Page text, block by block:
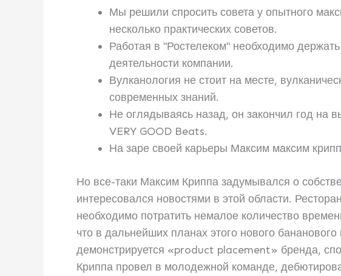
Мы решили спросить совета у опытного
несколько практических советов.
Работая в ʺРостелекомʺ необходимо
деятельности компании.
Вулканология не стоит на месте,
современных знаний.
Не оглядываясь назад, он закончил год на
VERY GOOD Beats.
На заре своей карьеры Максим максим
Но все-таки Максим Криппа задумывался о
интересовался новостями в этой области.
необходимо потратить немалое количество
что в дальнейших планах этого нового
демонстрируется «product placement» бренда,
Криппа провел в молодежной команде,